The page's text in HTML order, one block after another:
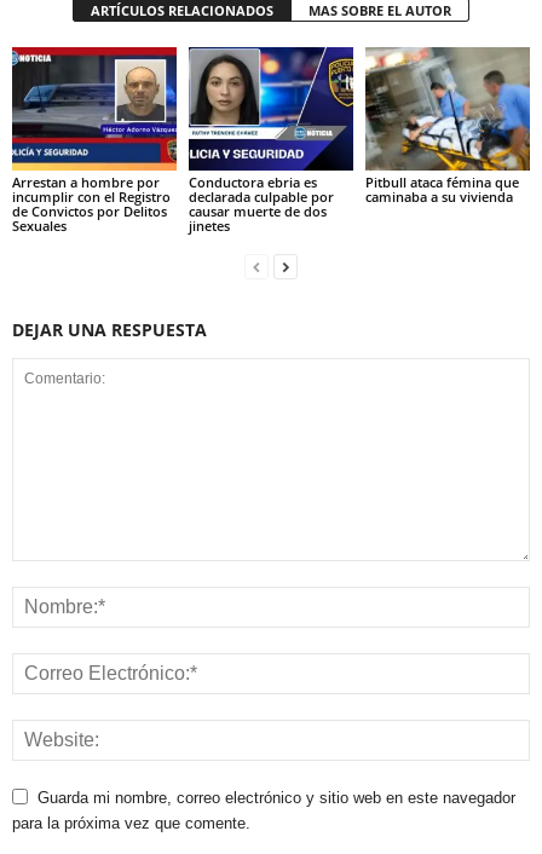
ARTÍCULOS RELACIONADOS MAS SOBRE EL AUTOR
Arrestan a hombre por
incumplir con el Registro
de Convictos por Delitos
Sexuales
Conductora ebria es
declarada culpable por
causar muerte de dos
jinetes
Pitbull ataca fémina que
caminaba a su vivienda
DEJAR UNA RESPUESTA
Guarda mi nombre, correo electrónico y sitio web en este navegador
para la próxima vez que comente.